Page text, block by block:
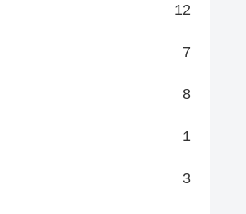
12
7
8
1
3